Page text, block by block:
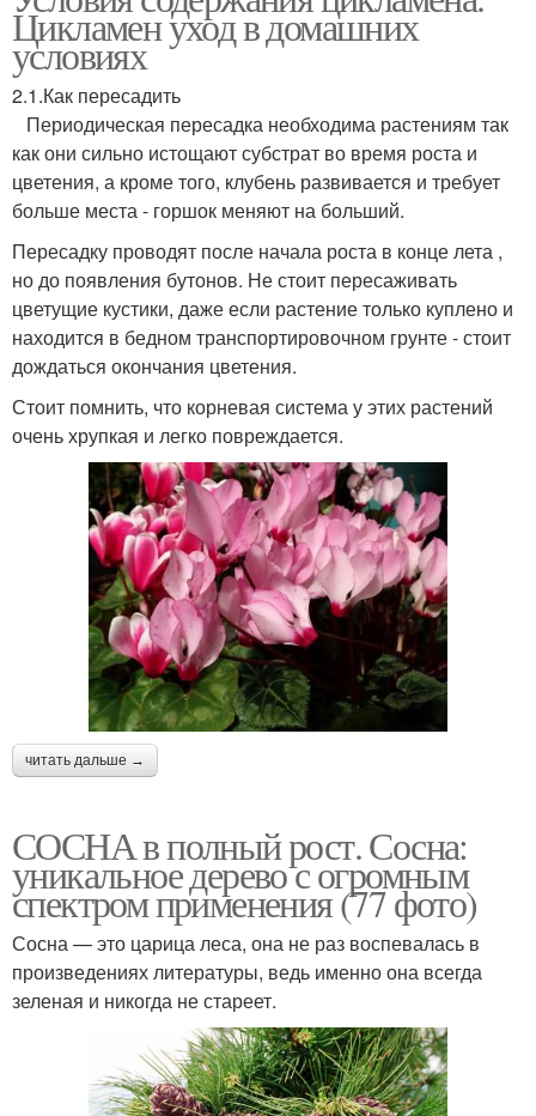
Цикламен уход в домашних
условиях
2.1.Как пересадить
Периодическая пересадка необходима растениям так
как они сильно истощают субстрат во время роста и
цветения, а кроме того, клубень развивается и требует
больше места - горшок меняют на больший.
Пересадку проводят после начала роста в конце лета ,
но до появления бутонов. Не стоит пересаживать
цветущие кустики, даже если растение только куплено и
находится в бедном транспортировочном грунте - стоит
дождаться окончания цветения.
Стоит помнить, что корневая система у этих растений
очень хрупкая и легко повреждается.
читать дальше →
СОСНА в полный рост. Сосна:
уникальное дерево с огромным
спектром применения (77 фото)
Сосна — это царица леса, она не раз воспевалась в
произведениях литературы, ведь именно она всегда
зеленая и никогда не стареет.